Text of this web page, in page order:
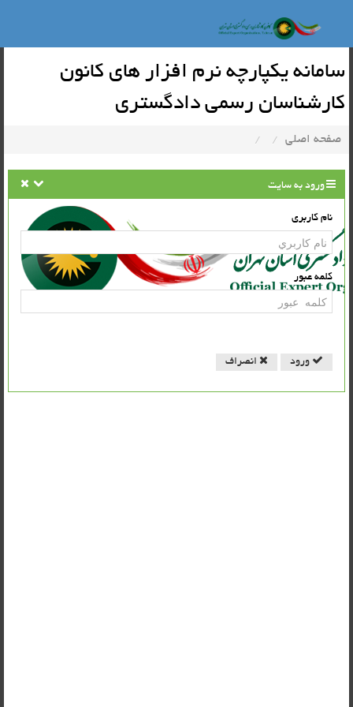
سامانه یکپارچه نرم افزار های کانون
کارشناسان رسمی دادگستری
صفحه اصلي /
/
ورود به سايت
نام كاربري
كلمه عبور
ورود انصراف